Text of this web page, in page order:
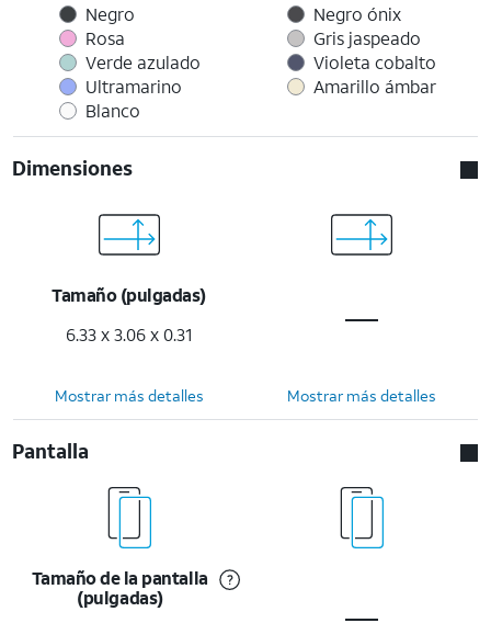
Negro
Rosa
Verde azulado
Ultramarino
Blanco
Negro ónix
Gris jaspeado
Violeta cobalto
Amarillo ámbar
Dimensiones
Tamaño (pulgadas)
6.33 x 3.06 x 0.31
Mostrar más detalles Mostrar más detalles
Pantalla
Tamaño de la pantalla
(pulgadas)